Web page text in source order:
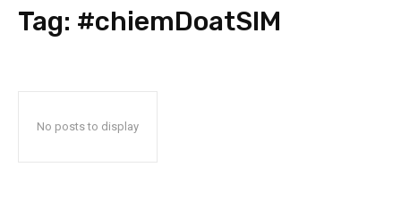
Tag: #chiemDoatSIM
No posts to display